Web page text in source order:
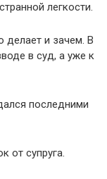
легкости.
делает и зачем. В
в суд, а уже к
последними
от супруга.